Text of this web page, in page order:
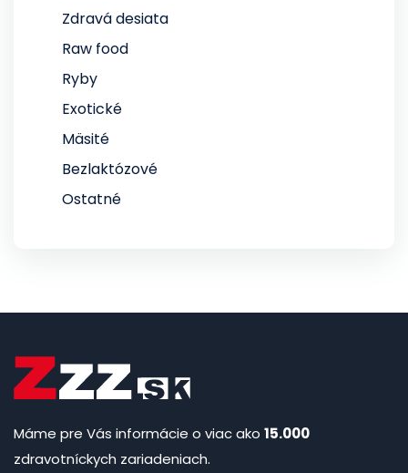
Zdravá desiata
Raw food
Ryby
Exotické
Mäsité
Bezlaktózové
Ostatné
Máme pre Vás informácie o viac ako 15.000
zdravotníckych zariadeniach.